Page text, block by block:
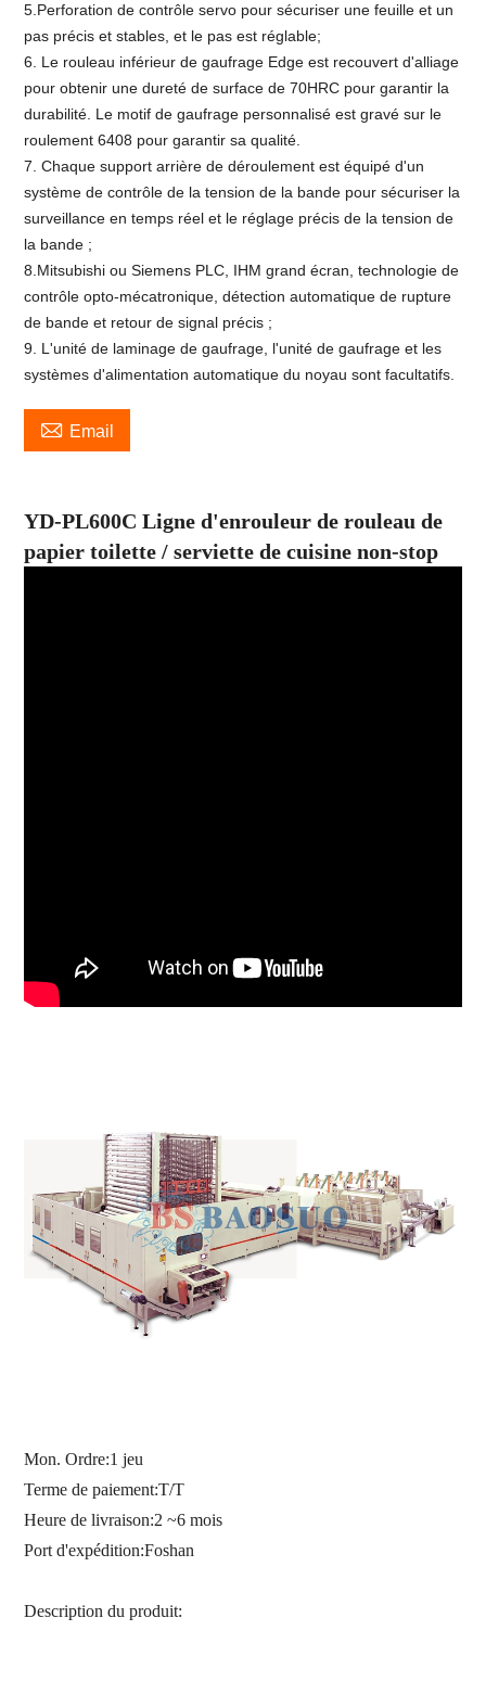
5.Perforation de contrôle servo pour sécuriser une feuille et un
pas précis et stables, et le pas est réglable;
6. Le rouleau inférieur de gaufrage Edge est recouvert d'alliage
pour obtenir une dureté de surface de 70HRC pour garantir la
durabilité. Le motif de gaufrage personnalisé est gravé sur le
roulement 6408 pour garantir sa qualité.
7. Chaque support arrière de déroulement est équipé d'un
système de contrôle de la tension de la bande pour sécuriser la
surveillance en temps réel et le réglage précis de la tension de
la bande ;
8.Mitsubishi ou Siemens PLC, IHM grand écran, technologie de
contrôle opto-mécatronique, détection automatique de rupture
de bande et retour de signal précis ;
9. L'unité de laminage de gaufrage, l'unité de gaufrage et les
systèmes d'alimentation automatique du noyau sont facultatifs.
 Email
YD-PL600C Ligne d'enrouleur de rouleau de
papier toilette / serviette de cuisine non-stop
Mon. Ordre:1 jeu
Terme de paiement:T/T
Heure de livraison:2 ~6 mois
Port d'expédition:Foshan
Description du produit: